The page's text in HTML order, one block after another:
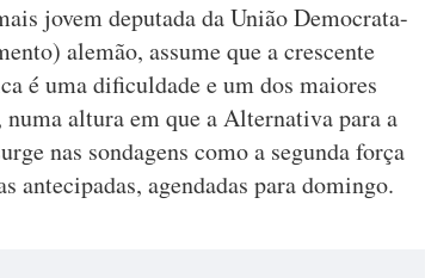
jovem deputada da União Democrata-
alemão, assume que a crescente
é uma dificuldade e um dos maiores
altura em que a Alternativa para a
nas sondagens como a segunda força
antecipadas, agendadas para domingo.